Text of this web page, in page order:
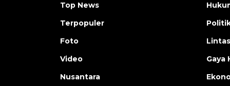
Top News
Terpopuler
Foto
Video
Nusantara
Gaya